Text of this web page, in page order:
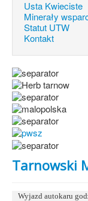
Usta Kwieciste
Minerały
Statut UTW
Kontakt
Tarnowski
Wyjazd autokaru